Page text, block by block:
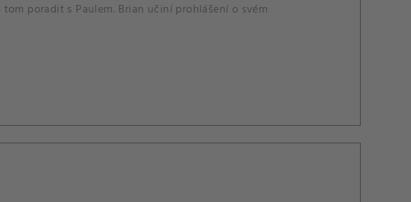
poradit s Paulem. Brian učiní prohlášení o svém